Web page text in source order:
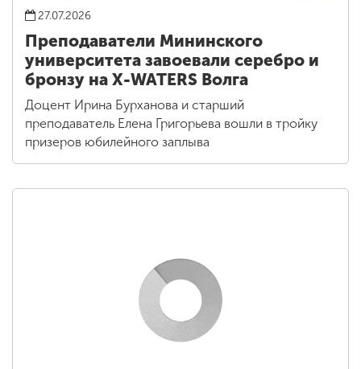
27.07.2026
Преподаватели Мининского
университета завоевали серебро и
бронзу на X-WATERS Волга
Доцент Ирина Бурханова и старший
преподаватель Елена Григорьева вошли в тройку
призеров юбилейного заплыва